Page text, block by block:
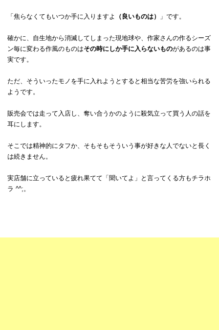
「焦らなくてもいつか手に入りますよ （良いものは） 」です。
確かに、自生地から消滅してしまった現地球や、作家さんの作るシーズ
ン毎に変わる作風のものはその時にしか手に入らないものがあるのは事
実です。
ただ、そういったモノを手に入れようとすると相当な苦労を強いられる
ようです。
販売会では走って入店し、奪い合うかのように殺気立って買う人の話を
耳にします。
そこでは精神的にタフか、そもそもそういう事が好きな人でないと長く
は続きません。
実店舗に立っていると疲れ果てて「聞いてよ」と言ってくる方もチラホ
ラ ^^;。